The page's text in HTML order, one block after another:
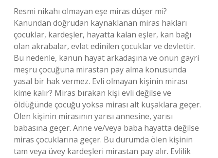
Resmi nikahı olmayan eşe miras düşer mi?
Kanundan doğrudan kaynaklanan miras hakları
çocuklar, kardeşler, hayatta kalan eşler, kan bağı
olan akrabalar, evlat edinilen çocuklar ve devlettir.
Bu nedenle, kanun hayat arkadaşına ve onun gayri
meşru çocuğuna mirastan pay alma konusunda
yasal bir hak vermez. Evli olmayan kişinin mirası
kime kalır? Miras bırakan kişi evli değilse ve
öldüğünde çocuğu yoksa mirası alt kuşaklara geçer.
Ölen kişinin mirasının yarısı annesine, yarısı
babasına geçer. Anne ve/veya baba hayatta değilse
miras çocuklarına geçer. Bu durumda ölen kişinin
tam veya üvey kardeşleri mirastan pay alır. Evlilik